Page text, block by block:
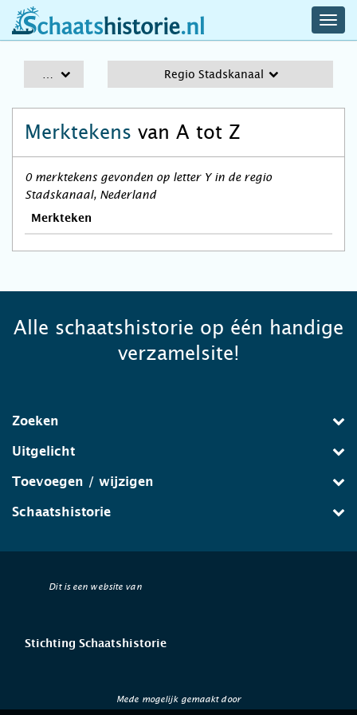
schaatshistorie.nl
Regio Stadskanaal
Merktekens van A tot Z
0 merktekens gevonden op letter Y in de regio
Stadskanaal, Nederland
Merkteken
Alle schaatshistorie op één handige
verzamelsite!
Zoeken
Uitgelicht
Toevoegen / wijzigen
Schaatshistorie
Dit is een website van
Stichting Schaatshistorie
Mede mogelijk gemaakt door